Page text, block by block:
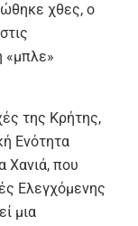
χθες, ο
«μπλε»
της Κρήτης,
Ενότητα
Χανιά, που
Ελεγχόμενης
μια